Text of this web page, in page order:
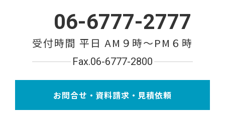
06-6777-2777
受付時間 平日 AM９時〜PM６時
Fax.06-6777-2800
お問合せ・資料請求・見積依頼